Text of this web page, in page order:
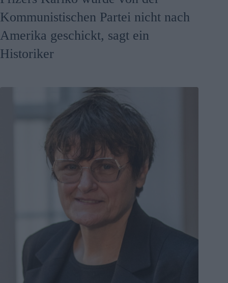
Kommunistischen Partei nicht nach
Amerika geschickt, sagt ein
Historiker